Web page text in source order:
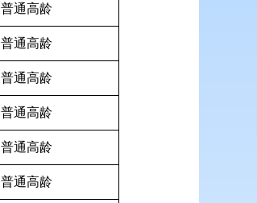
普通高龄
普通高龄
普通高龄
普通高龄
普通高龄
普通高龄